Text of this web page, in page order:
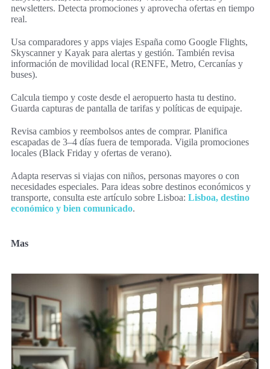
newsletters. Detecta promociones y aprovecha ofertas en tiempo
real.
Usa comparadores y apps viajes España como Google Flights,
Skyscanner y Kayak para alertas y gestión. También revisa
información de movilidad local (RENFE, Metro, Cercanías y
buses).
Calcula tiempo y coste desde el aeropuerto hasta tu destino.
Guarda capturas de pantalla de tarifas y políticas de equipaje.
Revisa cambios y reembolsos antes de comprar. Planifica
escapadas de 3–4 días fuera de temporada. Vigila promociones
locales (Black Friday y ofertas de verano).
Adapta reservas si viajas con niños, personas mayores o con
necesidades especiales. Para ideas sobre destinos económicos y
transporte, consulta este artículo sobre Lisboa: Lisboa, destino
económico y bien comunicado.
Mas